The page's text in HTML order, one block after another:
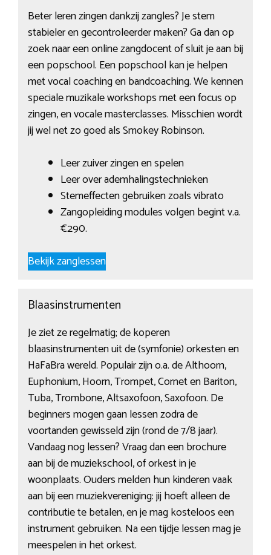
Beter leren zingen dankzij zangles? Je stem
stabieler en gecontroleerder maken? Ga dan op
zoek naar een online zangdocent of sluit je aan bij
een popschool. Een popschool kan je helpen
met vocal coaching en bandcoaching. We kennen
speciale muzikale workshops met een focus op
zingen, en vocale masterclasses. Misschien wordt
jij wel net zo goed als Smokey Robinson.
Leer zuiver zingen en spelen
Leer over ademhalingstechnieken
Stemeffecten gebruiken zoals vibrato
Zangopleiding modules volgen begint v.a.
€290.
Bekijk zanglessen
Blaasinstrumenten
Je ziet ze regelmatig; de koperen
blaasinstrumenten uit de (symfonie) orkesten en
HaFaBra wereld. Populair zijn o.a. de Althoorn,
Euphonium, Hoorn, Trompet, Cornet en Bariton,
Tuba, Trombone, Altsaxofoon, Saxofoon. De
beginners mogen gaan lessen zodra de
voortanden gewisseld zijn (rond de 7/8 jaar).
Vandaag nog lessen? Vraag dan een brochure
aan bij de muziekschool, of orkest in je
woonplaats. Ouders melden hun kinderen vaak
aan bij een muziekvereniging: jij hoeft alleen de
contributie te betalen, en je mag kosteloos een
instrument gebruiken. Na een tijdje lessen mag je
meespelen in het orkest.